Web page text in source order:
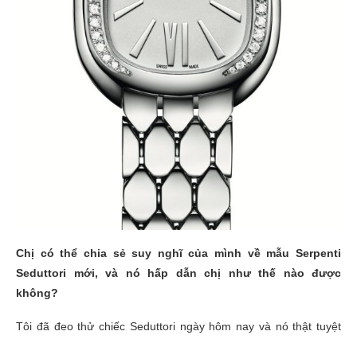
Chị có thể chia sẻ suy nghĩ của mình về mẫu Serpenti
Seduttori mới, và nó hấp dẫn chị như thế nào được
không?
Tôi đã đeo thử chiếc Seduttori ngày hôm nay và nó thật tuyệt